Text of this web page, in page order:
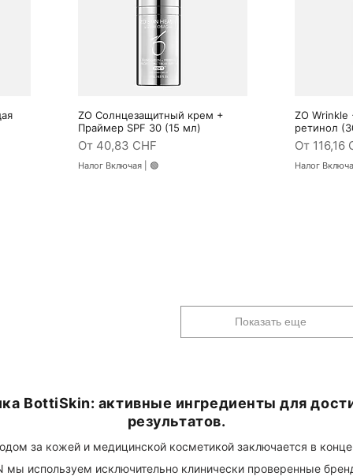
Быстрый просмотр
ZO Солнцезащитный крем +
Праймер SPF 30 (15 мл)
От 40,83 CHF
Цена со скидкой
Налог Включая| 🟢
ZO Wrinkle
ретинол
От 116,16
Цена со
Налог
Показать еще
BottiSkin: активные ингредиенты для
результатов.
за кожей и медицинской косметикой заключается в
мы используем исключительно клинически проверенные